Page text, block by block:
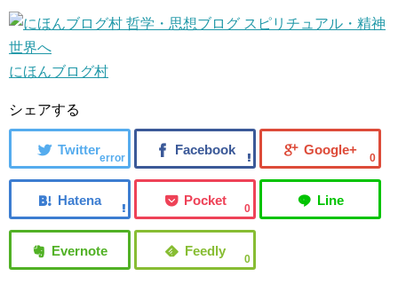
にほんブログ村
シェアする
error 0
0
0